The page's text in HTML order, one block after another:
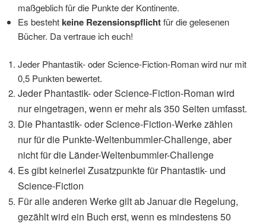
maßgeblich für die Punkte der Kontinente.
Es bestehtkeine Rezensionspflichtfür die gelesenen
Bücher. Da vertraue ich euch!
Jeder Phantastik- oder Science-Fiction-Roman wird nur mit
0,5 Punkten bewertet.
Jeder Phantastik- oder Science-Fiction-Roman wird
nur eingetragen, wenn er mehr als 350 Seiten umfasst.
Die Phantastik- oder Science-Fiction-Werke zählen
nur für die Punkte-Weltenbummler-Challenge, aber
nicht für die Länder-Weltenbummler-Challenge
Es gibt keinerlei Zusatzpunkte für Phantastik- und
Science-Fiction
Für alle anderen Werke gilt ab Januar die Regelung,
gezählt wird ein Buch erst, wenn es mindestens 50